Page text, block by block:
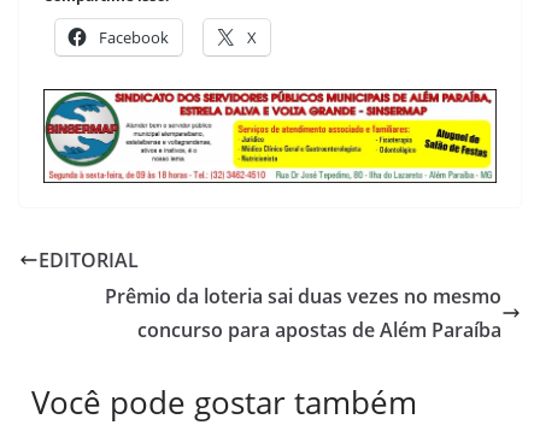
Facebook X
EDITORIAL
Prêmio da loteria sai duas vezes no mesmo
concurso para apostas de Além Paraíba
Você pode gostar também